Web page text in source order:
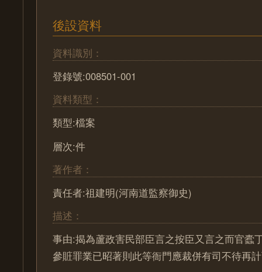
後設資料
資料識別：
登錄號:008501-001
資料類型：
類型:檔案
層次:件
著作者：
責任者:祖建明(河南道監察御史)
描述：
事由:揭為蘆政害民部臣言之按臣又言之而官蠹
參賍罪業已昭著則此等衙門應裁併有司不待再